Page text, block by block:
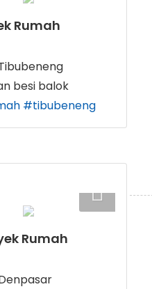
Rumah
besi balok
#tibubeneng
Rumah